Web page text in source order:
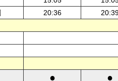
20:36
● ●